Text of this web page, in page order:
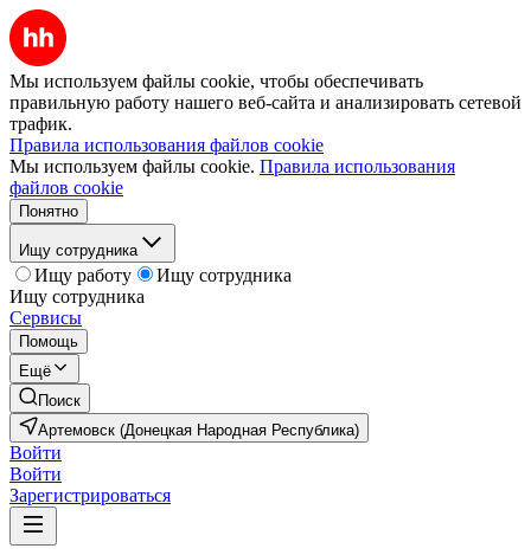
Мы используем файлы cookie, чтобы обеспечивать
правильную работу нашего веб-сайта и анализировать сетевой
трафик.
Правила использования файлов cookie
Мы используем файлы cookie. Правила использования
файлов cookie
Понятно
Ищу сотрудника
Ищу работу
Ищу сотрудника
Ищу сотрудника
Сервисы
Помощь
Ещё
Поиск
Артемовск (Донецкая Народная Республика)
Войти
Войти
Зарегистрироваться